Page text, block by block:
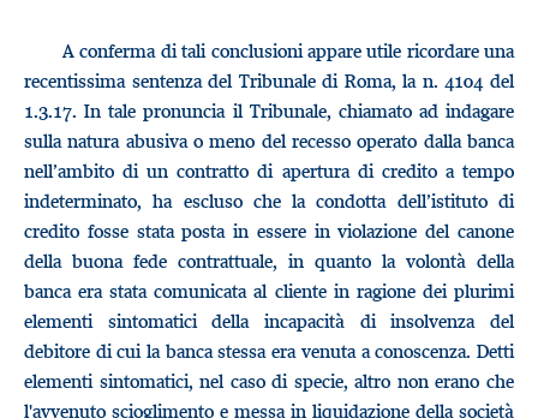
A conferma di tali conclusioni appare utile ricordare una
recentissima sentenza del Tribunale di Roma, la n. 4104 del
1.3.17. In tale pronuncia il Tribunale, chiamato ad indagare
sulla natura abusiva o meno del recesso operato dalla banca
nell’ambito di un contratto di apertura di credito a tempo
indeterminato, ha escluso che la condotta dell’istituto di
credito fosse stata posta in essere in violazione del canone
della buona fede contrattuale, in quanto la volontà della
banca era stata comunicata al cliente in ragione dei plurimi
elementi sintomatici della incapacità di insolvenza del
debitore di cui la banca stessa era venuta a conoscenza. Detti
elementi sintomatici, nel caso di specie, altro non erano che
l'avvenuto scioglimento e messa in liquidazione della società